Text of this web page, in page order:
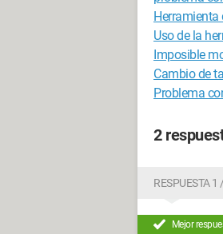
Herramienta
Uso de la
Imposible
Cambio de
Problema
2
RESPUESTA 1
Mejor